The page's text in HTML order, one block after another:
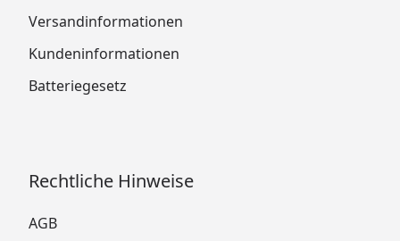
Versandinformationen
Kundeninformationen
Batteriegesetz
Rechtliche Hinweise
AGB